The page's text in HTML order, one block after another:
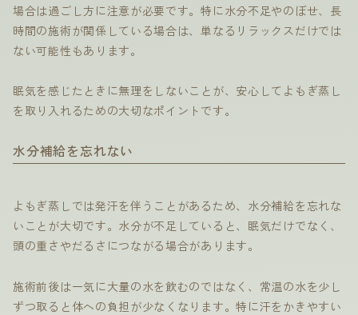
場合は過ごし方に注意が必要です。特に水分不足やのぼせ、長
時間の施術が関係している場合は、単なるリラックスだけでは
ない可能性もあります。
眠気を感じたときに無理をしないことが、安心してよもぎ蒸し
を取り入れるための大切なポイントです。
水分補給を忘れない
よもぎ蒸しでは発汗を伴うことがあるため、水分補給を忘れな
いことが大切です。水分が不足していると、眠気だけでなく、
頭の重さやだるさにつながる場合があります。
施術前後は一気に大量の水を飲むのではなく、常温の水を少し
ずつ取ると体への負担が少なくなります。特に汗をかきやすい